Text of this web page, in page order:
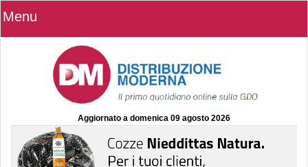
Menu
Aggiornato a domenica 09 agosto 2026